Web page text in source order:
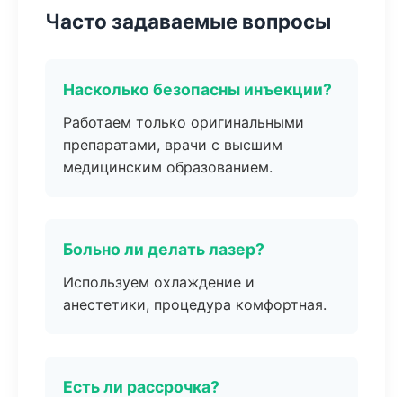
Часто задаваемые вопросы
Насколько безопасны инъекции?
Работаем только оригинальными
препаратами, врачи с высшим
медицинским образованием.
Больно ли делать лазер?
Используем охлаждение и
анестетики, процедура комфортная.
Есть ли рассрочка?